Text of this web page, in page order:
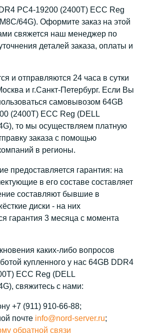
PC4-19200 (2400T) ECC Reg
64G). Оформите заказ на этой
свяжется наш менеджер по
деталей заказа, оплаты и
и отправляются 24 часа в сутки
и г.Санкт-Петербург. Если Вы
самовывозом 64GB
(2400T) ECC Reg (DELL
то мы осуществляем платную
заказа с помощью
в регионы.
предоставляется гарантия: на
в его составе составляет
составляют бывшие в
диски - на них
гарантия 3 месяца с момента
каких-либо вопросов
купленного у нас 64GB DDR4
ECC Reg (DELL
свяжитесь с нами:
+7 (911) 910-66-88;
почте info@nord-server.ru;
обратной связи